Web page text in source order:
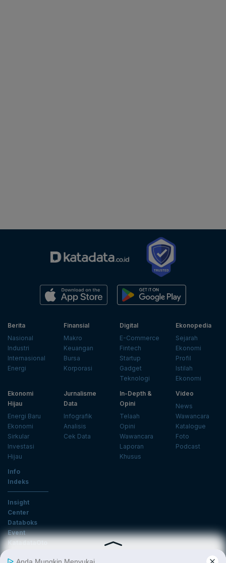
Berita
Nasional
Industri
Internasional
Energi
Finansial
Makro
Keuangan
Bursa
Korporasi
Digital
E-Commerce
Fintech
Startup
Gadget
Teknologi
Ekonopedia
Sejarah
Ekonomi
Profil
Istilah
Ekonomi
Ekonomi
Hijau
Energi Baru
Ekonomi
Sirkular
Investasi
Hijau
Jurnalisme
Data
Infografik
Analisis
Cek Data
In-Depth &
Opini
Telaah
Opini
Wawancara
Laporan
Khusus
Video
News
Wawancara
Katalogue
Foto
Podcast
Info
Indeks
Insight
Center
Databoks
Event
KatadataOto